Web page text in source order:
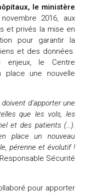
ôpitaux, le ministère
2016, aux
et privés la mise en
pour garantir la
et des données.
enjeux, le Centre
une nouvelle
doivent d’apporter une
que les vols, les
et des patients (...).
place un nouveau
pérenne et évolutif !
Sécurité
pour apporter